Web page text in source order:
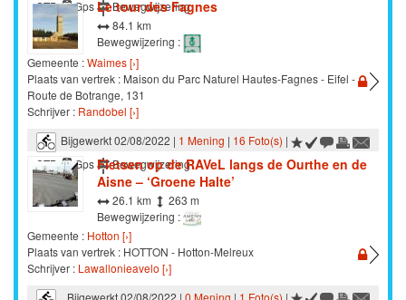
STB
Gps Bewegwijzering
Le tour des Fagnes
84.1 km
Bewegwijzering :
Gemeente :Waimes [›]
Plaats van vertrek : Maison du Parc Naturel Hautes-Fagnes - Eifel -
Route de Botrange, 131
Schrijver : Randobel [›]
Bijgewerkt 02/08/2022 | 1 Mening | 16 Foto(s) |
STB
Gps Bewegwijzering
Fietsen op de RAVeL langs de Ourthe en de
Aisne – ‘Groene Halte’
26.1 km
263 m
Bewegwijzering :
Gemeente : Hotton [›]
Plaats van vertrek : HOTTON - Hotton-Melreux
Schrijver : Lawallonieavelo [›]
Bijgewerkt 02/08/2022 | 0 Mening | 1 Foto(s) |